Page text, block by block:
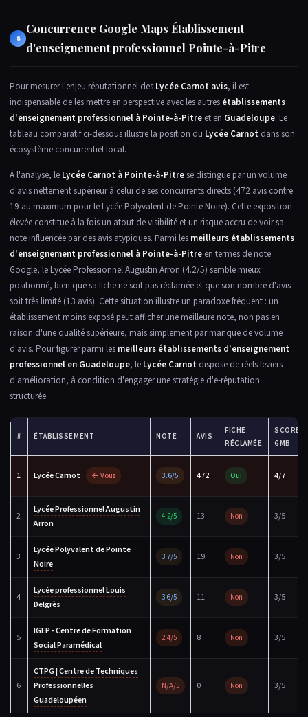
8
Concurrence Google Maps Établissement
d'enseignement professionnel Pointe-à-Pitre
Pour mesurer l'enjeu réputationnel des Lycée Carnot avis, il est
indispensable de les mettre en perspective avec les autres établissements
d'enseignement professionnel à Pointe-à-Pitre et en Guadeloupe. Le
tableau comparatif ci-dessous illustre la position du Lycée Carnot dans son
écosystème concurrentiel local.
À l'analyse, le Lycée Carnot à Pointe-à-Pitrese distingue par un volume
d'avis nettement supérieur à celui de ses concurrents directs (472 avis contre
19 au maximum pour le Lycée Polyvalent de Pointe Noire). Cette exposition
élevée constitue à la fois un atout de visibilité et un risque accru de voir sa
note influencée par des avis atypiques. Parmi les meilleurs établissements
d'enseignement professionnel à Pointe-à-Pitre en termes de note
Google, le Lycée Professionnel Augustin Arron (4.2/5) semble mieux
positionné, bien que sa fiche ne soit pas réclamée et que son nombre d'avis
soit très limité (13 avis). Cette situation illustre un paradoxe fréquent : un
établissement moins exposé peut afficher une meilleure note, non pas en
raison d'une qualité supérieure, mais simplement par manque de volume
d'avis. Pour figurer parmi les meilleurs établissements d'enseignement
professionnel en Guadeloupe, le Lycée Carnot dispose de réels leviers
d'amélioration, à condition d'engager une stratégie d'e-réputation
structurée.
# ÉTABLISSEMENT NOTE AVIS
FICHE
RÉCLAMÉE
SCORE
GMB
1 Lycée Carnot ← Vous 3.6/5 472 Oui 4/7
2
Lycée Professionnel Augustin
Arron
4.2/5 13 Non 3/5
3
Lycée Polyvalent de Pointe
Noire
3.7/5 19 Non 3/5
4
Lycée professionnel Louis
Delgrès
3.6/5 11 Non 3/5
5
IGEP - Centre de Formation
Social Paramédical
2.4/5 8 Non 3/5
6
CTPG | Centre de Techniques
Professionnelles
Guadeloupéen
N/A/5 0 Non 3/5